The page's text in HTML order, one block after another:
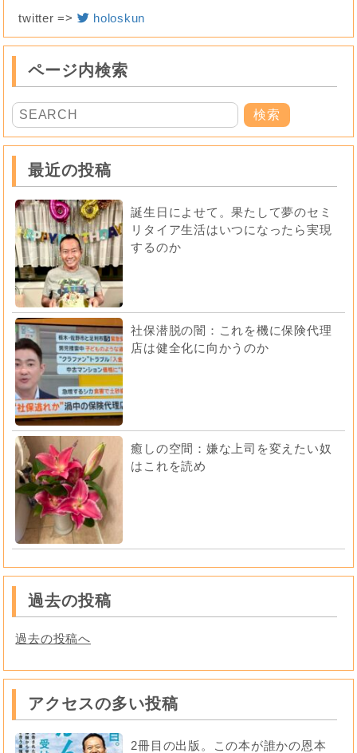
twitter =>
holoskun
ページ内検索
最近の投稿
誕生日によせて。果たして夢のセミ
リタイア生活はいつになったら実現
するのか
社保潜脱の闇：これを機に保険代理
店は健全化に向かうのか
癒しの空間：嫌な上司を変えたい奴
はこれを読め
過去の投稿
過去の投稿へ
アクセスの多い投稿
2冊目の出版。この本が誰かの恩本